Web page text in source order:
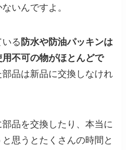
いんですよ。
る 防水や防油パッキンは
不可の物がほとんどで
品は新品に交換しなけれ
品を交換したり、本当に
思うとたくさんの時間と